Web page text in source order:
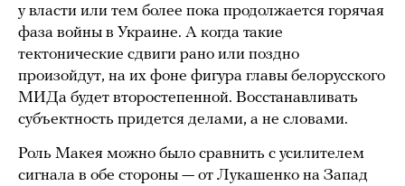
у власти или тем более пока продолжается горячая
фаза войны в Украине. А когда такие
тектонические сдвиги рано или поздно
произойдут, на их фоне фигура главы белорусского
МИДа будет второстепенной. Восстанавливать
субъектность придется делами, а не словами.
Роль Макея можно было сравнить с усилителем
сигнала в обе стороны — от Лукашенко на Запад